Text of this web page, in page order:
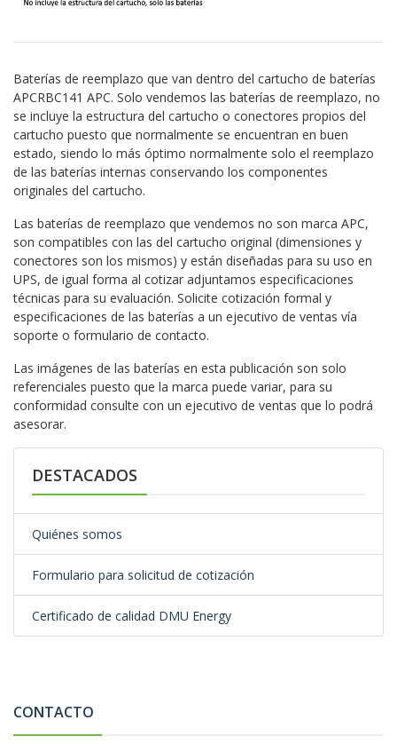
Baterías de reemplazo que van dentro del cartucho de baterías
APCRBC141 APC. Solo vendemos las baterías de reemplazo, no
se incluye la estructura del cartucho o conectores propios del
cartucho puesto que normalmente se encuentran en buen
estado, siendo lo más óptimo normalmente solo el reemplazo
de las baterías internas conservando los componentes
originales del cartucho.
Las baterías de reemplazo que vendemos no son marca APC,
son compatibles con las del cartucho original (dimensiones y
conectores son los mismos) y están diseñadas para su uso en
UPS, de igual forma al cotizar adjuntamos especificaciones
técnicas para su evaluación. Solicite cotización formal y
especificaciones de las baterías a un ejecutivo de ventas vía
soporte o formulario de contacto.
Las imágenes de las baterías en esta publicación son solo
referenciales puesto que la marca puede variar, para su
conformidad consulte con un ejecutivo de ventas que lo podrá
asesorar.
DESTACADOS
Quiénes somos
Formulario para solicitud de cotización
Certificado de calidad DMU Energy
CONTACTO